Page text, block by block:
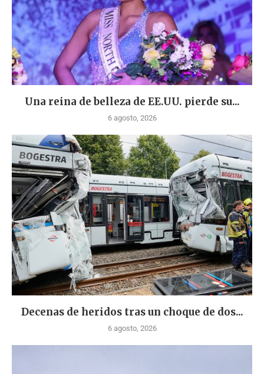
Una reina de belleza de EE.UU. pierde su...
6 agosto, 2026
Decenas de heridos tras un choque de dos...
6 agosto, 2026